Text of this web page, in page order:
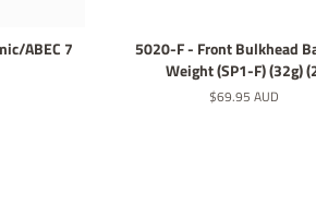
ABEC 7
5020-F - Front Bulkhead
Weight (SP1-F) (32g)
Normaler
$69.95 AUD